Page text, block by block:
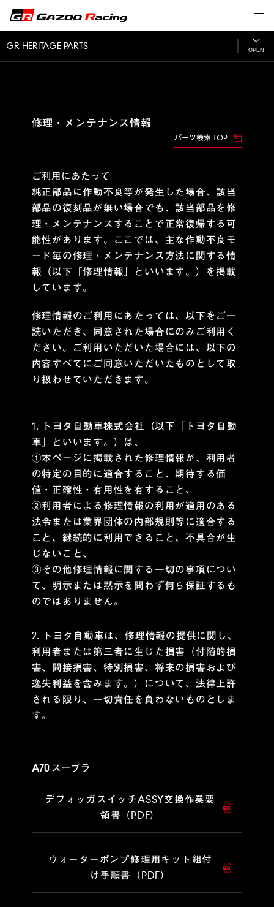
GR HERITAGE PARTS OPEN
修理・メンテナンス情報
パーツ検索 TOP
ご利用にあたって
純正部品に作動不良等が発生した場合、該当
部品の復刻品が無い場合でも、該当部品を修
理・メンテナンスすることで正常復帰する可
能性があります。ここでは、主な作動不良モ
ード毎の修理・メンテナンス方法に関する情
報（以下「修理情報」といいます。）を掲載
しています。
修理情報のご利用にあたっては、以下をご一
読いただき、同意された場合にのみご利用く
ださい。ご利用いただいた場合には、以下の
内容すべてにご同意いただいたものとして取
り扱わせていただきます。
1. トヨタ自動車株式会社（以下「トヨタ自動
車」といいます。）は、
①本ページに掲載された修理情報が、利用者
の特定の目的に適合すること、期待する価
値・正確性・有用性を有すること、
②利用者による修理情報の利用が適用のある
法令または業界団体の内部規則等に適合する
こと、継続的に利用できること、不具合が生
じないこと、
③その他修理情報に関する一切の事項につい
て、明示または黙示を問わず何ら保証するも
のではありません。
2. トヨタ自動車は、修理情報の提供に関し、
利用者または第三者に生じた損害（付随的損
害、間接損害、特別損害、将来の損害および
逸失利益を含みます。）について、法律上許
される限り、一切責任を負わないものとしま
す。
A70 スープラ
デフォッガスイッチASSY交換作業要
領書（PDF）
ウォーターポンプ修理用キット組付
け手順書（PDF）